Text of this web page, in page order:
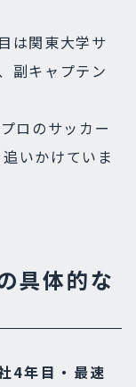
は関東大学サ
副キャプテン
ロのサッカー
いかけていま
具体的な
4年目・最速